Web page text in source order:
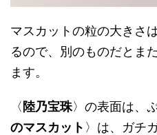
マスカットの粒の大きさ
るので、別のものだとま
ます。
〈陸乃宝珠〉の表面は、
のマスカット 〉は、ガチ